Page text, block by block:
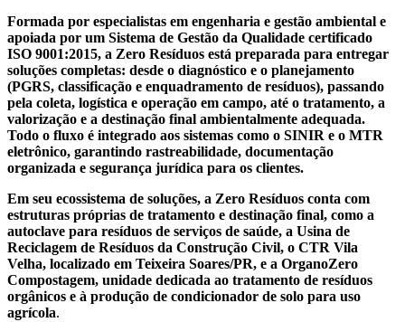
Formada por especialistas em engenharia e gestão ambiental e
apoiada por um Sistema de Gestão da Qualidade certificado
ISO 9001:2015, a Zero Resíduos está preparada para entregar
soluções completas: desde o diagnóstico e o planejamento
(PGRS, classificação e enquadramento de resíduos), passando
pela coleta, logística e operação em campo, até o tratamento, a
valorização e a destinação final ambientalmente adequada.
Todo o fluxo é integrado aos sistemas como o SINIR e o MTR
eletrônico, garantindo rastreabilidade, documentação
organizada e segurança jurídica para os clientes.
Em seu ecossistema de soluções, a Zero Resíduos conta com
estruturas próprias de tratamento e destinação final, como a
autoclave para resíduos de serviços de saúde, a Usina de
Reciclagem de Resíduos da Construção Civil, o CTR Vila
Velha, localizado em Teixeira Soares/PR, e a OrganoZero
Compostagem, unidade dedicada ao tratamento de resíduos
orgânicos e à produção de condicionador de solo para uso
agrícola.